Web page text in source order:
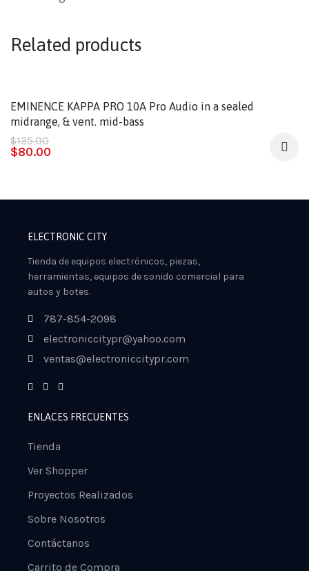
Related products
EMINENCE KAPPA PRO 10A Pro Audio in a sealed
midrange, & vent. mid-bass
$135.00
$80.00
ELECTRONIC CITY
Tienda de equipos electrónicos, piezas,
herramientas, equipos de sonido comercial para
autos y botes.
787-854-2098
electroniccitypr@yahoo.com
ventas@electroniccitypr.com
ENLACES FRECUENTES
Tienda
Ver Shopper
Proyectos Realizados
Sobre Nosotros
Contáctanos
Carrito de Compra